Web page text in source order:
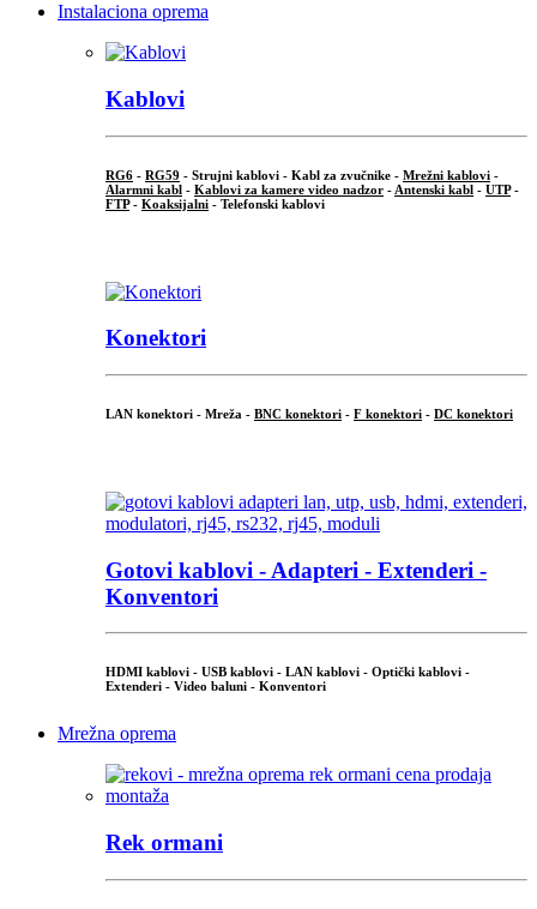
Instalaciona oprema
Kablovi
RG6 - RG59 - Strujni kablovi - Kabl za zvučnike - Mrežni kablovi -
Alarmni kabl - Kablovi za kamere video nadzor - Antenski kabl - UTP-
FTP- Koaksijalni - Telefonski kablovi
Konektori
LAN konektori - Mreža - BNC konektori - F konektori - DC konektori
Gotovi kablovi - Adapteri - Extenderi -
Konventori
HDMI kablovi - USB kablovi - LAN kablovi - Optički kablovi -
Extenderi - Video baluni - Konventori
Mrežna oprema
Rek ormani